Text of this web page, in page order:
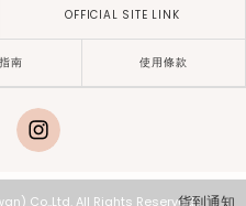
貨到通知
OFFICIAL SITE LINK
南 使用條款
Co.,Ltd. All Rights Reserved.